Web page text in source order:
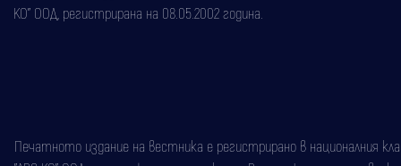
КО" ООД, регистрирана на 08.05.2002 година.
Печатното издание на вестника е регистрирано в националния